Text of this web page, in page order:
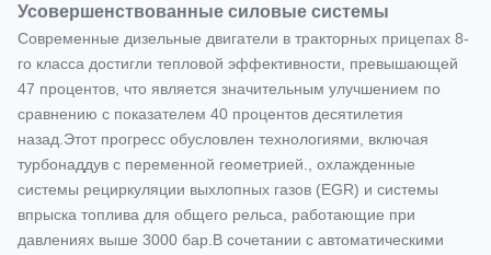
Усовершенствованные силовые системы
Современные дизельные двигатели в тракторных прицепах 8-
го класса достигли тепловой эффективности, превышающей
47 процентов, что является значительным улучшением по
сравнению с показателем 40 процентов десятилетия
назад.Этот прогресс обусловлен технологиями, включая
турбонаддув с переменной геометрией., охлажденные
системы рециркуляции выхлопных газов (EGR) и системы
впрыска топлива для общего рельса, работающие при
давлениях выше 3000 бар.В сочетании с автоматическими